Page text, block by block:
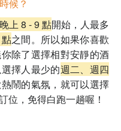
候？
晚上 8 - 9 點開始，人最多
之間。所以如果你喜歡
除了選擇相對安靜的酒
擇人最少的週二、週四
熱鬧的氣氛，就可以選擇
位，免得白跑一趟喔！